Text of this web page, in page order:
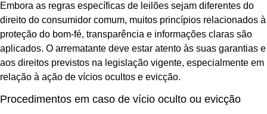
Embora as regras específicas de leilões sejam diferentes do
direito do consumidor comum, muitos princípios relacionados à
proteção do bom-fé, transparência e informações claras são
aplicados. O arrematante deve estar atento às suas garantias e
aos direitos previstos na legislação vigente, especialmente em
relação à ação de vícios ocultos e evicção.
Procedimentos em caso de vício oculto ou evicção